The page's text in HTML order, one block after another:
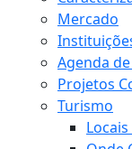
Mercado
Agenda
Projetos
Turismo